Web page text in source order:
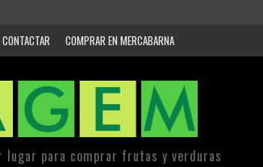
CONTACTAR COMPRAR EN MERCABARNA
lugar para comprar frutas y verduras